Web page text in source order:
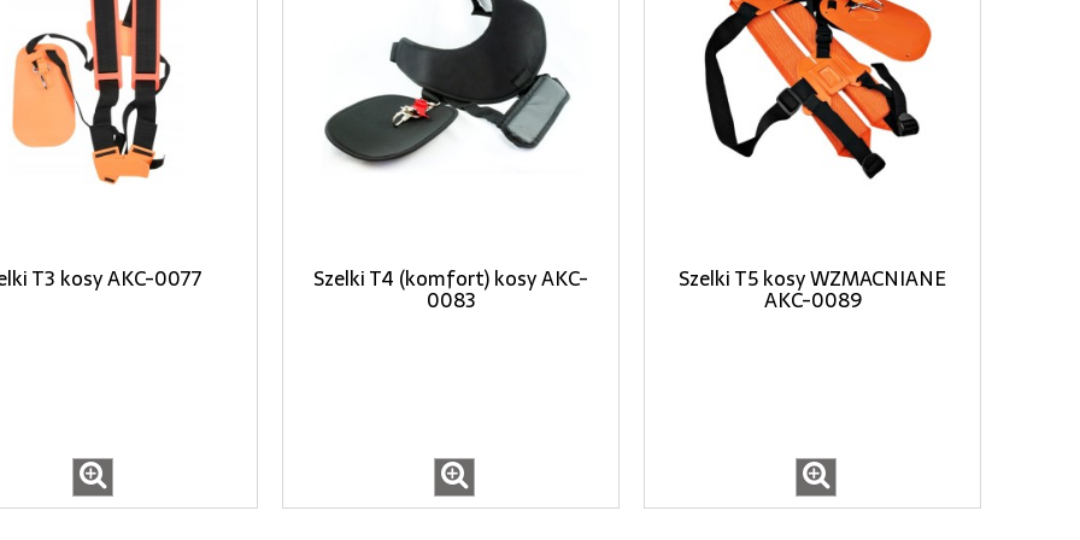
T3 kosy AKC-0077 Szelki T4 (komfort) kosy AKC-
0083
Szelki T5 kosy WZMACNIANE
AKC-0089